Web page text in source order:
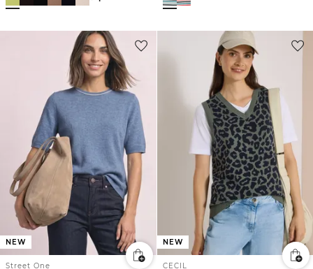
NEW
Street One
NEW
CECIL